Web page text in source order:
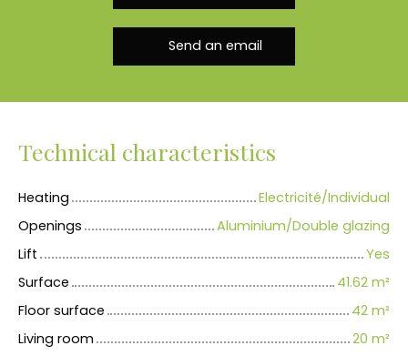
Send an email
Technical characteristics
Heating
Electricité/Individual
Openings
Aluminium/Double glazing
Lift
Yes
Surface
41.62 m²
Floor surface
42 m²
Living room
20 m²